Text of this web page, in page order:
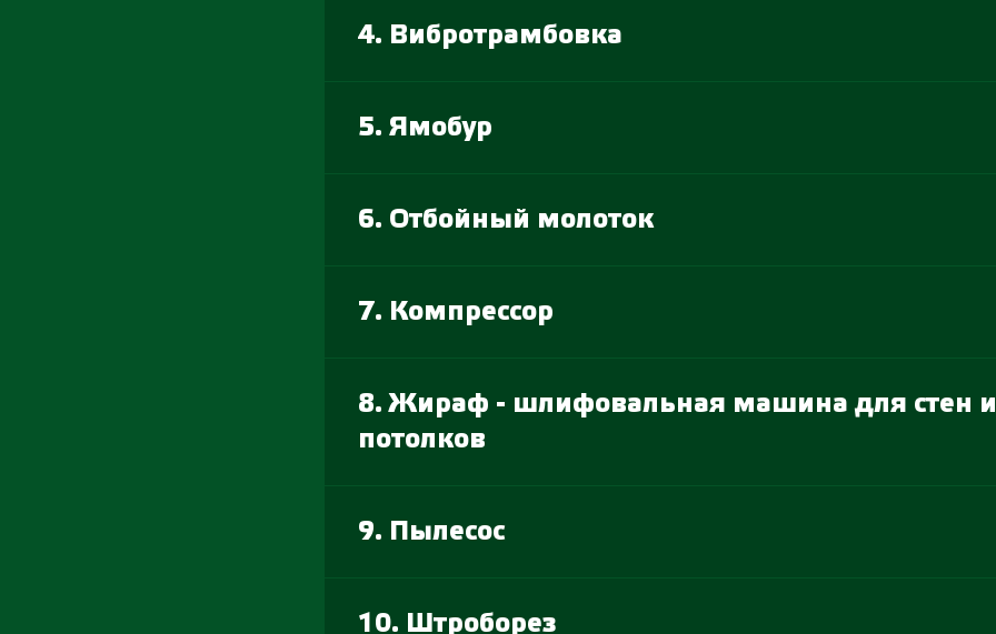
4. Вибротрамбовка
5. Ямобур
6. Отбойный молоток
7. Компрессор
8. Жираф - шлифовальная машина для стен и
потолков
9. Пылесос
10. Штроборез